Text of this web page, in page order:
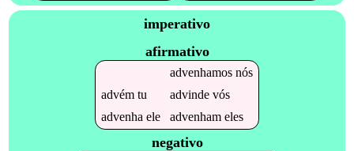
imperativo
afirmativo
advenhamosnós
advémtu advindevós
advenha ele advenhameles
negativo